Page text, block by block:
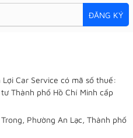
ĐĂNG KÝ
Car Service có mã số thuế:
Thành phố Hồ Chí Minh cấp
Phường An Lạc, Thành phố